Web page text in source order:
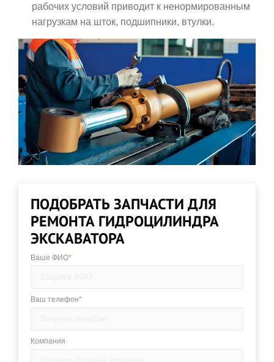
рабочих условий приводит к ненормированным
нагрузкам на шток, подшипники, втулки.
ПОДОБРАТЬ ЗАПЧАСТИ ДЛЯ
РЕМОНТА ГИДРОЦИЛИНДРА
ЭКСКАВАТОРА
Ваше ФИО*
Ваш телефон*
Компания